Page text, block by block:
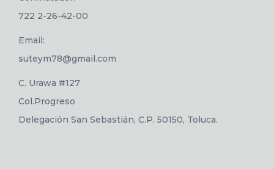
722 2-26-42-00
Email:
suteym78@gmail.com
C. Urawa #127
Col.Progreso
Delegación San Sebastián, C.P. 50150, Toluca.